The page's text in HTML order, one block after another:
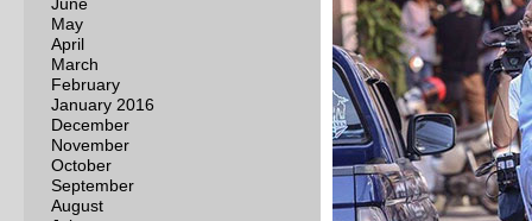
May
April
March
February
January 2016
December
November
October
September
August